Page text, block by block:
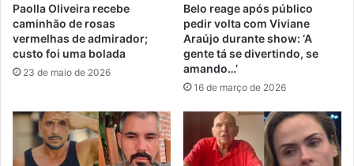
Paolla Oliveira recebe
caminhão de rosas
vermelhas de admirador;
custo foi uma bolada
23 de maio de 2026
Belo reage após público
pedir volta com Viviane
Araújo durante show: ‘A
gente tá se divertindo, se
amando…’
16 de março de 2026